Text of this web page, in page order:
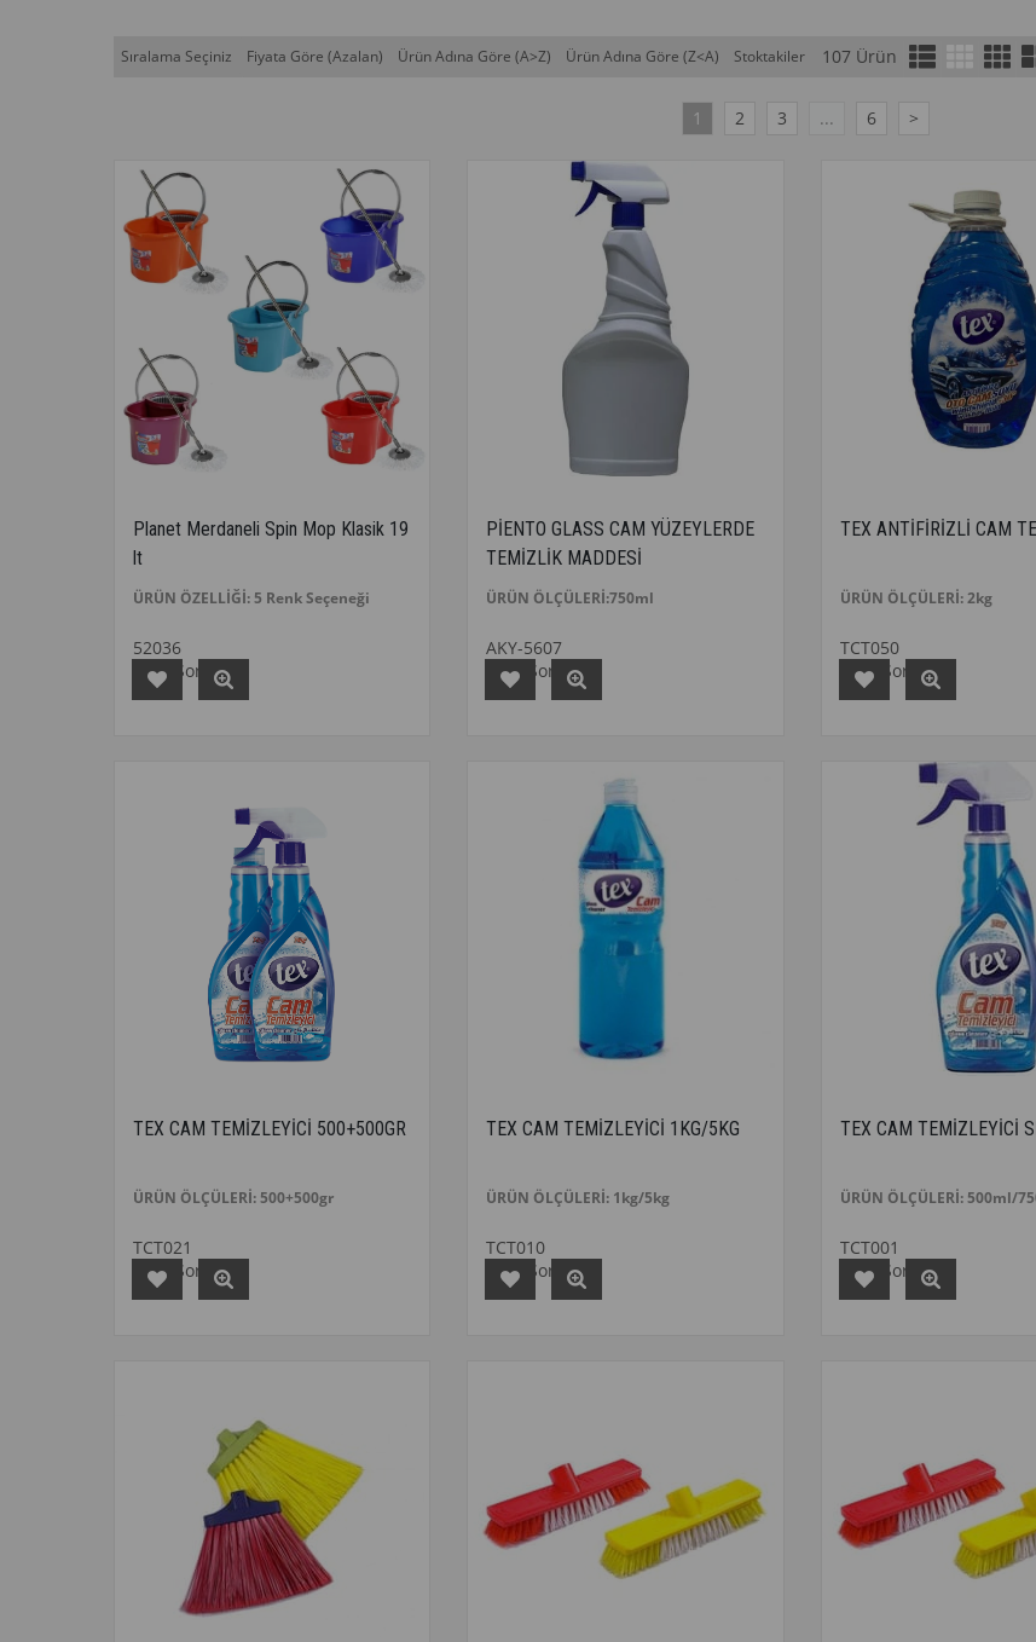
Sıralama Seçiniz Fiyata Göre (Azalan) Ürün Adına Göre (A>Z) Ürün Adına Göre (Z<A) Stoktakiler 107 Ürün
1 2 3 ... 6 >
Planet Merdaneli Spin Mop Klasik 19
lt
ÜRÜN ÖZELLİĞİ: 5 Renk Seçeneği
52036
Fiyat Sorunuz
PİENTO GLASS CAM YÜZEYLERDE
TEMİZLİK MADDESİ
ÜRÜN ÖLÇÜLERİ:750ml
AKY-5607
Fiyat Sorunuz
TEX ANTİFİRİZLİ CAM
ÜRÜN ÖLÇÜLERİ: 2kg
TCT050
Fiyat Sorunuz
TEX CAM TEMİZLEYİCİ 500+500GR
ÜRÜN ÖLÇÜLERİ: 500+500gr
TCT021
Fiyat Sorunuz
TEX CAM TEMİZLEYİCİ 1KG/5KG
ÜRÜN ÖLÇÜLERİ: 1kg/5kg
TCT010
Fiyat Sorunuz
TEX CAM TEMİZLEYİCİ
ÜRÜN ÖLÇÜLERİ: 500ml/
TCT001
Fiyat Sorunuz